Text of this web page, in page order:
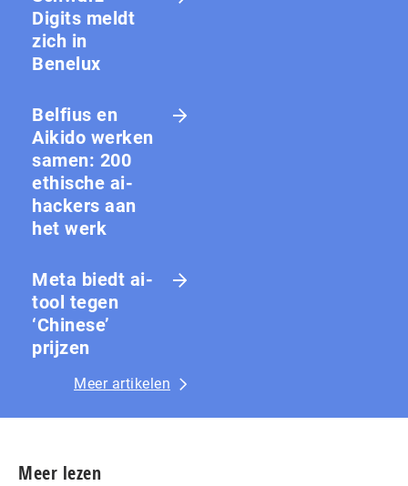
Digits meldt
zich in
Benelux
Belfius en
Aikido werken
samen: 200
ethische ai-
hackers aan
het werk
Meta biedt ai-
tool tegen
‘Chinese’
prijzen
Meer artikelen
Meer lezen